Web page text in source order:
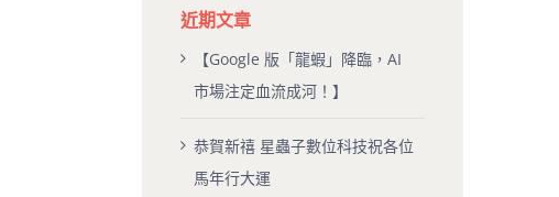
近期文章
【Google 版「龍蝦」降臨，AI
市場注定血流成河！】
恭賀新禧 星蟲子數位科技祝各位
馬年行大運